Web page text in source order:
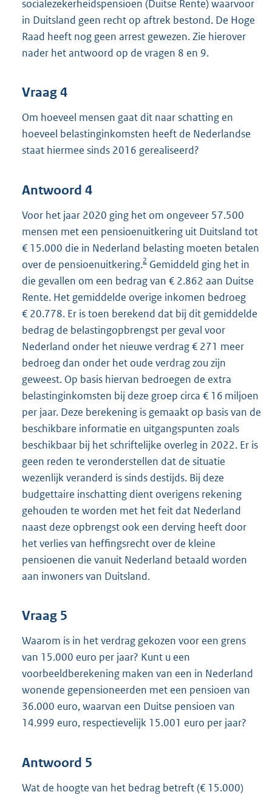
socialezekerheidspensioen (Duitse Rente) waarvoor
in Duitsland geen recht op aftrek bestond. De Hoge
Raad heeft nog geen arrest gewezen. Zie hierover
nader het antwoord op de vragen 8 en 9.
Vraag 4
Om hoeveel mensen gaat dit naar schatting en
hoeveel belastinginkomsten heeft de Nederlandse
staat hiermee sinds 2016 gerealiseerd?
Antwoord 4
Voor het jaar 2020 ging het om ongeveer 57.500
mensen met een pensioenuitkering uit Duitsland tot
€ 15.000 die in Nederland belasting moeten betalen
over de pensioenuitkering.2 Gemiddeld ging het in
die gevallen om een bedrag van € 2.862 aan Duitse
Rente. Het gemiddelde overige inkomen bedroeg
€ 20.778. Er is toen berekend dat bij dit gemiddelde
bedrag de belastingopbrengst per geval voor
Nederland onder het nieuwe verdrag € 271 meer
bedroeg dan onder het oude verdrag zou zijn
geweest. Op basis hiervan bedroegen de extra
belastinginkomsten bij deze groep circa € 16 miljoen
per jaar. Deze berekening is gemaakt op basis van de
beschikbare informatie en uitgangspunten zoals
beschikbaar bij het schriftelijke overleg in 2022. Er is
geen reden te veronderstellen dat de situatie
wezenlijk veranderd is sinds destijds. Bij deze
budgettaire inschatting dient overigens rekening
gehouden te worden met het feit dat Nederland
naast deze opbrengst ook een derving heeft door
het verlies van heffingsrecht over de kleine
pensioenen die vanuit Nederland betaald worden
aan inwoners van Duitsland.
Vraag 5
Waarom is in het verdrag gekozen voor een grens
van 15.000 euro per jaar? Kunt u een
voorbeeldberekening maken van een in Nederland
wonende gepensioneerden met een pensioen van
36.000 euro, waarvan een Duitse pensioen van
14.999 euro, respectievelijk 15.001 euro per jaar?
Antwoord 5
Wat de hoogte van het bedrag betreft (€ 15.000)